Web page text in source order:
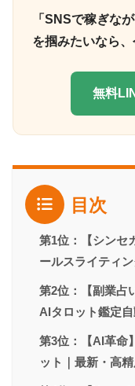
「SNSで稼ぎな
を掴みたいなら、
無料
目次
第1位：【シンセ
ールスライティ
第2位：【副業占
AIタロット鑑定
第3位：【AI革命
ット｜最新・高